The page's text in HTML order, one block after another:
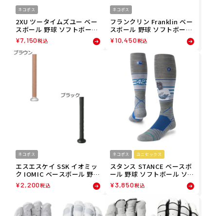
ネコポス
2XU ツータイムズユー ベー
スボール 野球 ソフトボール
アームカバー アームスリー
ブ MCS エリートコンプ ア
ームガード UA3513A-BB メ
¥7,150税込
ネコポス
フランクリン Franklin ベー
スボール 野球 ソフトボール
グローブ 手袋 CFX PRO HI
ーLITE 限定 両手用 20896
メンズ レディース ユニセッ
クス 25SP 春夏
¥10,450税込
ネコポス
エスエスケイ SSK イオミッ
ク IOMIC ベースボール 野球
ソフトボール グリップテー
プ SBAIOM002 メンズ レデ
春夏
¥2,200税込
ネコポス ユニセックス
スタンス STANCE ベースボ
ール 野球 ソフトボール ソッ
クス 靴下 JACKIE OTC 202
4 ジャッキーロビンソンデー
A759A24JAC メンズ レディ
ース ユニセックス 24SP 春
夏
¥3,850税込